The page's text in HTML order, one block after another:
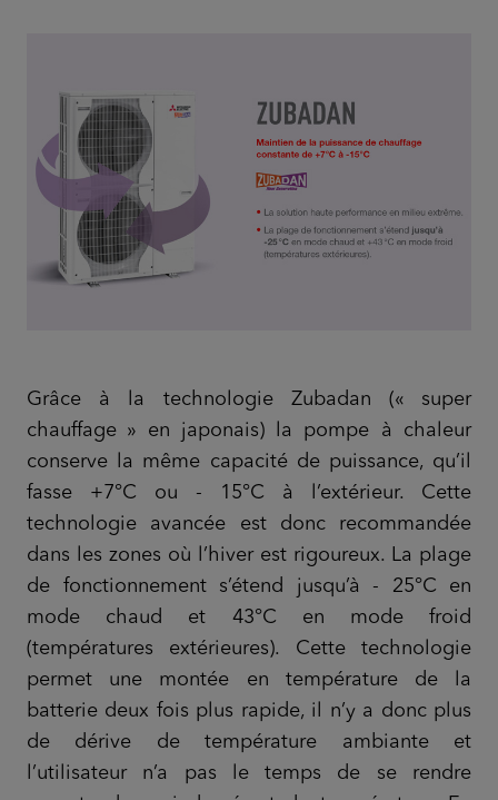
Grâce à la technologie Zubadan (« super
chauffage » en japonais) la pompe à chaleur
conserve la même capacité de puissance, qu’il
fasse +7°C ou - 15°C à l’extérieur. Cette
technologie avancée est donc recommandée
dans les zones où l’hiver est rigoureux. La plage
de fonctionnement s’étend jusqu’à - 25°C en
mode chaud et 43°C en mode froid
(températures extérieures). Cette technologie
permet une montée en température de la
batterie deux fois plus rapide, il n’y a donc plus
de dérive de température ambiante et
l’utilisateur n’a pas le temps de se rendre